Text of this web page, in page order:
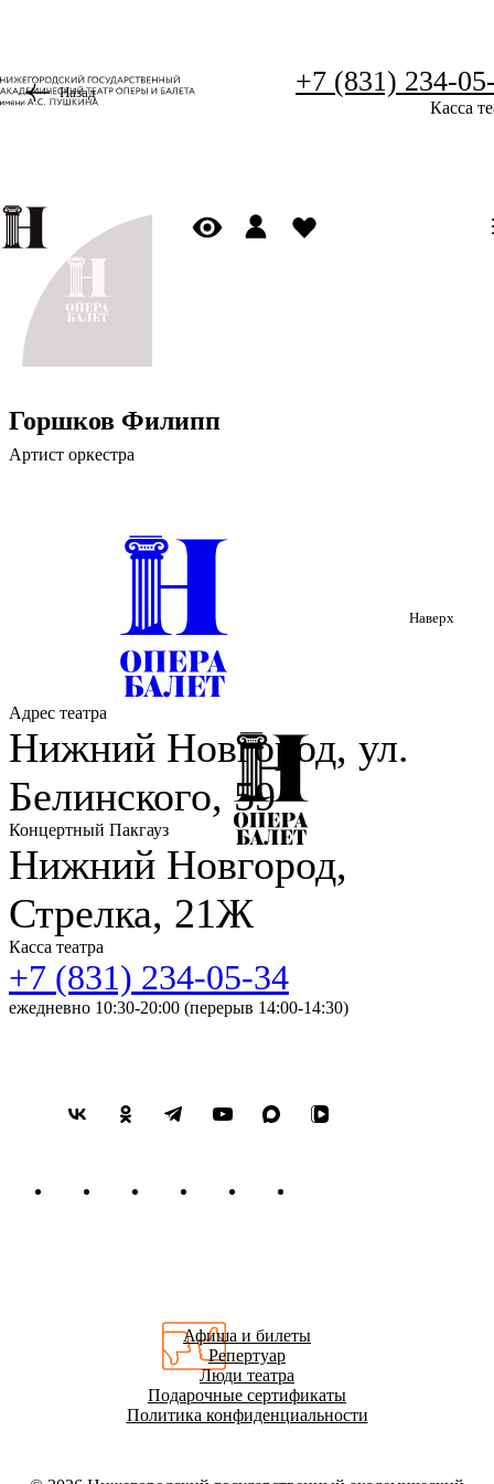
+7 (831) 234-
Касса
Назад
Горшков Филипп
Артист оркестра
Наверх
Адрес театра
Нижний Новгород, ул.
Белинского, 59
Концертный Пакгауз
Нижний Новгород,
Стрелка, 21Ж
Касса театра
+7 (831) 234-05-34
ежедневно 10:30-20:00 (перерыв 14:00-14:30)
Афиша и билеты
Репертуар
Люди театра
Подарочные сертификаты
Политика конфиденциальности